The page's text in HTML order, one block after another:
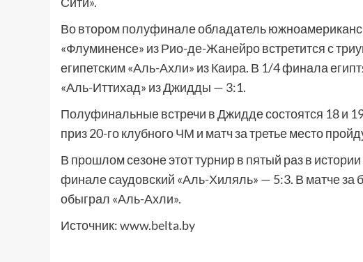
Во втором полуфинале обладатель
«Флуминенсе» из Рио-де-Жанейро встретится с
египетским «Аль-Ахли» из Каира. В 1/4 финала
«Аль-Иттихад» из Джидды — 3:1.
Полуфинальные встречи в Джидде состоятся 18 и
приз 20-го клубного ЧМ и матч за третье место
В прошлом сезоне этот турнир в пятый раз в
финале саудовский «Аль-Хиляль» — 5:3. В матче за
обыграл «Аль-Ахли».
Источник:www.belta.by